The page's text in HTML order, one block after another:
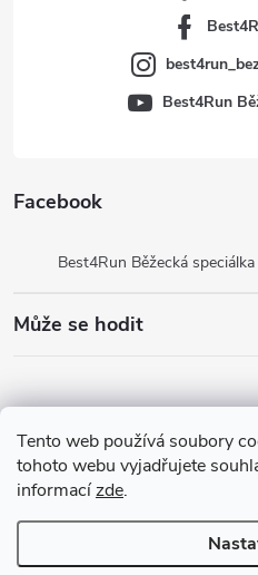
Tento web používá soubory
tohoto webu vyjadřujete
informacízde.
Facebook
Best4Run Běžecká speciálka
Může se hodit
Best4Run